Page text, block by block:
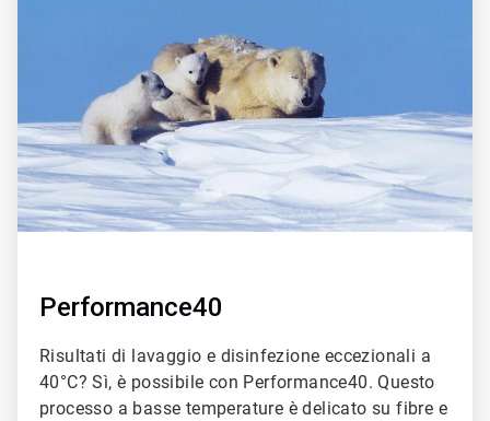
Performance40
Risultati di lavaggio e disinfezione eccezionali a
40°C? Sì, è possibile con Performance40. Questo
processo a basse temperature è delicato su fibre e